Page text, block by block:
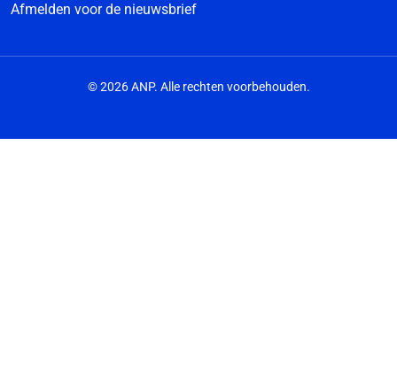
Afmelden voor de nieuwsbrief
© 2026 ANP. Alle rechten voorbehouden.